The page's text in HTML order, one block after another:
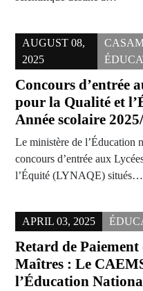
AUGUST 08,
2025
Concours d’entrée
pour la Qualité et
Année scolaire
Le ministère de l’Éducation
concours d’entrée aux
l’Équité (LYNAQE) situés…
APRIL 03, 2025
Retard de Paiement
Maîtres : Le
l’Éducation